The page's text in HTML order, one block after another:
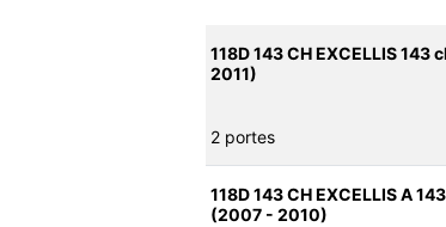
118D 143 CH EXCELLIS 143
2011)
2 portes
118D 143 CH EXCELLIS A
(2007 - 2010)